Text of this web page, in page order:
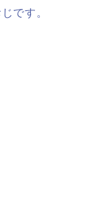
です。